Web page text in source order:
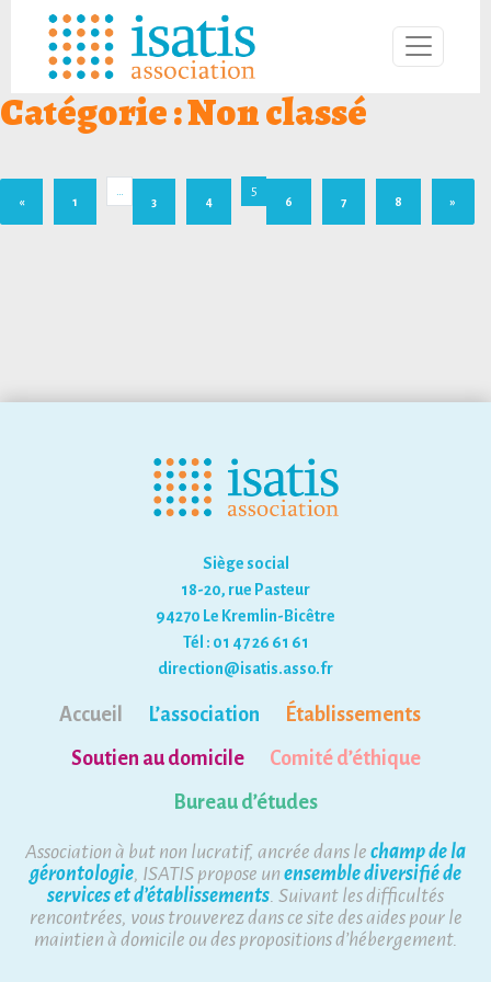
Catégorie :Non classé
« 1
3
4
5
6
7 8 »
Siège social
18-20, rue Pasteur
94270 Le Kremlin-Bicêtre
Tél : 01 47 26 61 61
direction@isatis.asso.fr
Accueil L’association
Établissements
Soutien au domicile
Comité d’éthique
Bureau d’études
Association à but non lucratif, ancrée dans le champ de la
gérontologie, ISATIS propose un ensemble diversifié de
services et d’établissements. Suivant les difficultés
rencontrées, vous trouverez dans ce site des aides pour le
maintien à domicile ou des propositions d’hébergement.